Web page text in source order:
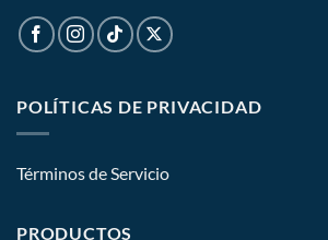
POLÍTICAS DE PRIVACIDAD
Términos de Servicio
PRODUCTOS